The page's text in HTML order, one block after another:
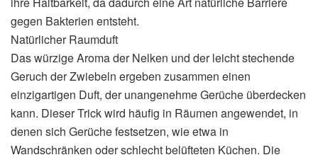
gegen Bakterien entsteht.
Natürlicher Raumduft
Das würzige Aroma der Nelken und der leicht stechende
Geruch der Zwiebeln ergeben zusammen einen
einzigartigen Duft, der unangenehme Gerüche überdecken
kann. Dieser Trick wird häufig in Räumen angewendet, in
denen sich Gerüche festsetzen, wie etwa in
Wandschränken oder schlecht belüfteten Küchen. Die